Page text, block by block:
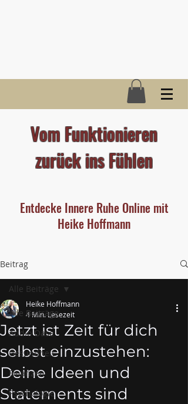
Vom Funktionieren
zurück ins Fühlen
Entdecke Innere Ruhe Online mit
Heike Hoffmann
Beitrag
Alle Beiträge
Audio Oase
Gesundheit
Finanzen
Psychologie
Alle Beiträge
Jetzt ist Zeit für dich
selbst einzustehen:
Deine Ideen und
Statements sind
Heike Hoffmann
4 Min. Lesezeit